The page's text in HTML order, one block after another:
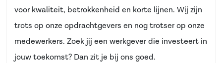
voor kwaliteit, betrokkenheid en korte lijnen. Wij zijn
trots op onze opdrachtgevers en nog trotser op onze
medewerkers. Zoek jij een werkgever die investeert in
jouw toekomst? Dan zit je bij ons goed.